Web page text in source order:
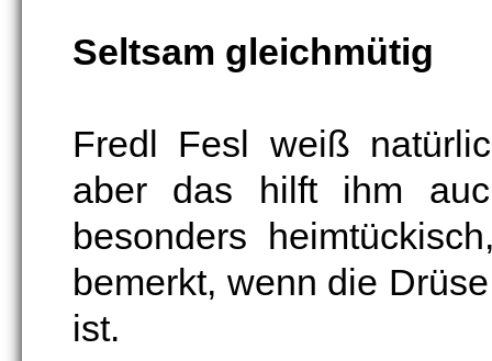
Seltsam gleichmütig
Fredl Fesl weiß
aber das hilft ihm
besonders
bemerkt, wenn die
ist.